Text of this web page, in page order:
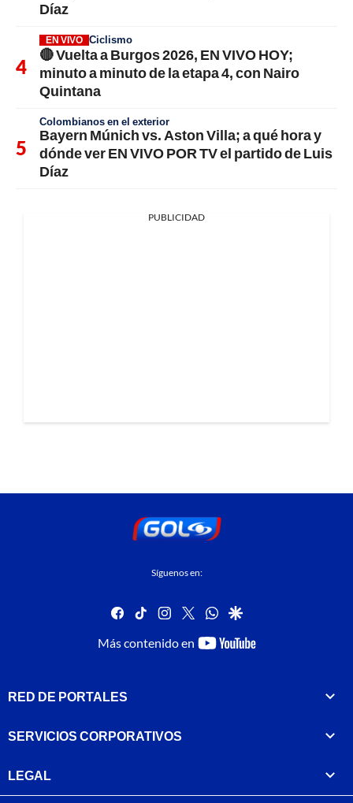
Díaz
EN VIVO Ciclismo
🔴 Vuelta a Burgos 2026, EN VIVO HOY;
minuto a minuto de la etapa 4, con Nairo
Quintana
Colombianos en el exterior
Bayern Múnich vs. Aston Villa; a qué hora y
dónde ver EN VIVO POR TV el partido de Luis
Díaz
PUBLICIDAD
Síguenos en:
facebook
tiktok instagram
twitterwhatsapp
google
Más contenido en
youtube-
RED DE PORTALES
SERVICIOS CORPORATIVOS
LEGAL